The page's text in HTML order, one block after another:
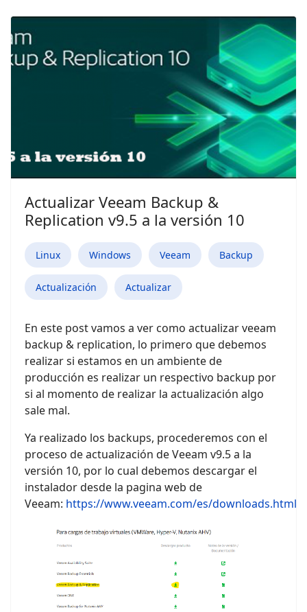
Actualizar Veeam Backup &
Replication v9.5 a la versión 10
Linux Windows Veeam Backup
Actualización Actualizar
En este post vamos a ver como actualizar veeam
backup & replication, lo primero que debemos
realizar si estamos en un ambiente de
producción es realizar un respectivo backup por
si al momento de realizar la actualización algo
sale mal.
Ya realizado los backups, procederemos con el
proceso de actualización de Veeam v9.5 a la
versión 10, por lo cual debemos descargar el
instalador desde la pagina web de
Veeam: https://www.veeam.com/es/downloads.html